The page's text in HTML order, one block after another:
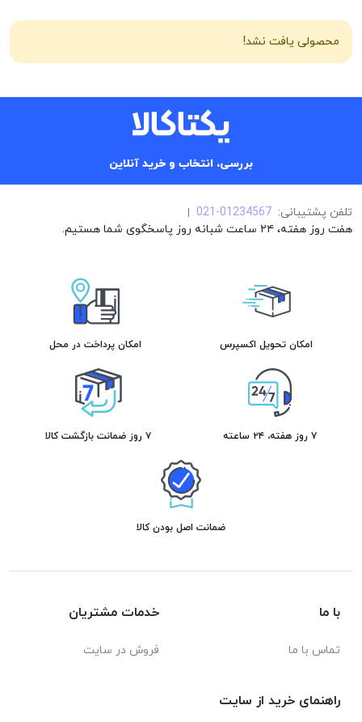
محصولی یافت نشد!
بررسی، انتخاب و خرید آنلاین
تلفن پشتیبانی: 021-01234567
هفت روز هفته، ۲۴ ساعت شبانه روز پاسخگوی شما هستیم.
امکان تحویل اکسپرس امکان پرداخت در محل
۷ روز هفته، ۲۴ ساعته ۷ روز ضمانت بازگشت کالا
ضمانت اصل بودن کالا
با ما
تماس با ما
خدمات مشتریان
فروش در سایت
راهنمای خرید از سایت